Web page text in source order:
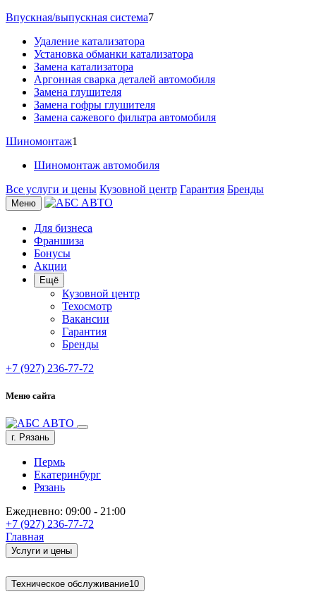
Впускная/выпускная система7
Удаление катализатора
Установка обманки катализатора
Замена катализатора
Аргонная сварка деталей автомобиля
Замена глушителя
Замена гофры глушителя
Замена сажевого фильтра автомобиля
Шиномонтаж1
Шиномонтаж автомобиля
Все услуги и цены Кузовной центр Гарантия Бренды
Меню
Для бизнеса
Франшиза
Бонусы
Акции
Ещё
Кузовной центр
Техосмотр
Вакансии
Гарантия
Бренды
+7 (927) 236-77-72
Меню сайта
г. Рязань
Пермь
Екатеринбург
Рязань
Ежедневно: 09:00 - 21:00
+7 (927) 236-77-72
Главная
Услуги и цены
Техническое обслуживание10